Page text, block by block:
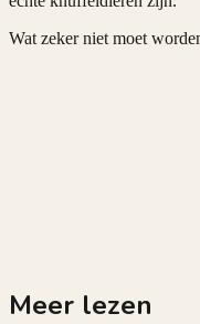
Wat zeker niet moet
Meer lezen